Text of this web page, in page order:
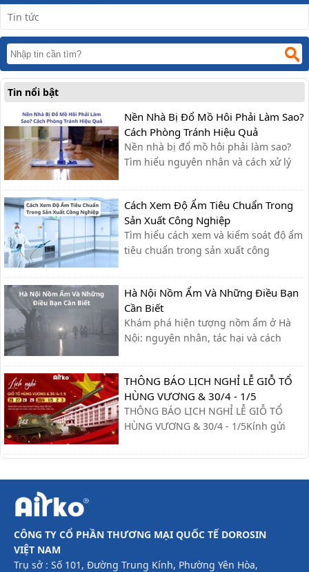
Tin tức
Tin nổi bật
Nền Nhà Bị Đổ Mồ Hôi Phải Làm Sao?
Cách Phòng Tránh Hiệu Quả
Nền nhà bị đổ mồ hôi phải làm sao?
Tìm hiểu nguyên nhân và cách xử lý
hiệu quả giúp sàn nhà luôn khô ráo.
Cách Xem Độ Ẩm Tiêu Chuẩn Trong
Sản Xuất Công Nghiệp
Tìm hiểu cách xem và kiểm soát độ ẩm
tiêu chuẩn trong sản xuất công
và nâng cao chất lượng sản phẩm.
Hà Nội Nồm Ẩm Và Những Điều Bạn
Cần Biết
Khám phá hiện tượng nồm ẩm ở Hà
Nội: nguyên nhân, tác hại và cách
cửa khô ráo, bảo vệ sức khỏe.
THÔNG BÁO LỊCH NGHỈ LỄ GIỖ TỔ
HÙNG VƯƠNG & 30/4 - 1/5
THÔNG BÁO LỊCH NGHỈ LỄ GIỖ TỔ
HÙNG VƯƠNG & 30/4 - 1/5Kính gửi
ty xin trân trọng thông báo lịch nghỉ lễ
CÔNG TY CỔ PHẦN THƯƠNG MẠI QUỐC TẾ DOROSIN
VIỆT NAM
Trụ sở : Số 101, Đường Trung Kính, Phường Yên Hòa,